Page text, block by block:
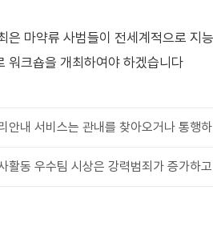
은 마약류 사범들이 전세계적으로 지
워크숍을 개최하여야 하겠습니다
안내 서비스는 관내를 찾아오거나 통행하
활동 우수팀 시상은 강력범죄가 증가하고